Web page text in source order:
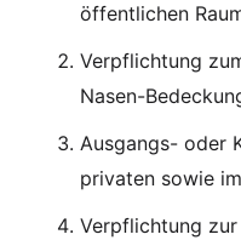
öffentlichen
Verpflichtung
Nasen-
Ausgangs- oder
privaten sowie
Verpflichtung